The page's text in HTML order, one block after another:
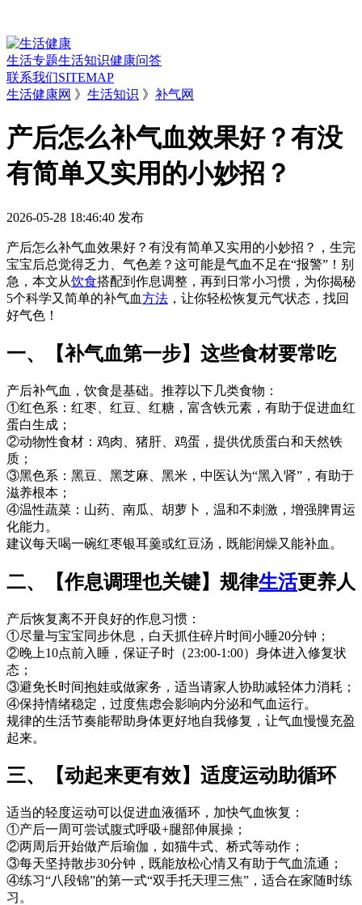
生活专题生活知识健康问答
联系我们SITEMAP
生活健康网 》 生活知识 》 补气网
产后怎么补气血效果好？有没
有简单又实用的小妙招？
2026-05-28 18:46:40 发布
产后怎么补气血效果好？有没有简单又实用的小妙招？，生完
宝宝后总觉得乏力、气色差？这可能是气血不足在“报警”！别
急，本文从饮食搭配到作息调整，再到日常小习惯，为你揭秘
5个科学又简单的补气血方法 ，让你轻松恢复元气状态，找回
好气色！
一、【补气血第一步】这些食材要常吃
产后补气血，饮食是基础。推荐以下几类食物：
①红色系：红枣、红豆、红糖，富含铁元素，有助于促进血红
蛋白生成；
②动物性食材：鸡肉、猪肝、鸡蛋，提供优质蛋白和天然铁
质；
③黑色系：黑豆、黑芝麻、黑米，中医认为“黑入肾”，有助于
滋养根本；
④温性蔬菜：山药、南瓜、胡萝卜，温和不刺激，增强脾胃运
化能力。
建议每天喝一碗红枣银耳羹或红豆汤，既能润燥又能补血。
二、【作息调理也关键】规律生活更养人
产后恢复离不开良好的作息习惯：
①尽量与宝宝同步休息，白天抓住碎片时间小睡20分钟；
②晚上10点前入睡，保证子时（23:00-1:00）身体进入修复状
态；
③避免长时间抱娃或做家务，适当请家人协助减轻体力消耗；
④保持情绪稳定，过度焦虑会影响内分泌和气血运行。
规律的生活节奏能帮助身体更好地自我修复，让气血慢慢充盈
起来。
三、【动起来更有效】适度运动助循环
适当的轻度运动可以促进血液循环，加快气血恢复：
①产后一周可尝试腹式呼吸+腿部伸展操；
②两周后开始做产后瑜伽，如猫牛式、桥式等动作；
③每天坚持散步30分钟，既能放松心情又有助于气血流通；
④练习“八段锦”的第一式“双手托天理三焦”，适合在家随时练
习。